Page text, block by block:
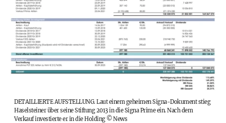
DETAILLIERTE AUFSTELLUNG. Laut einem geheimen Signa-Dokument stieg
Haselsteiner über seine Stiftung 2013 in die Signa Prime ein. Nach dem
Verkauf investierte er in die Holding©News